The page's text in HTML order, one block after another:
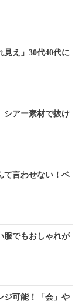
見え」30代40代に
シアー素材で抜け
て言わせない！ベ
服でもおしゃれが
ジ可能！「会」や